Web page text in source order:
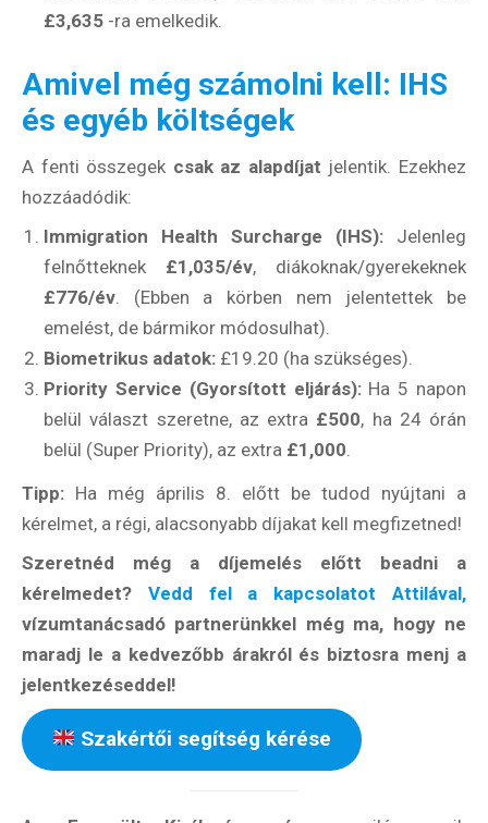
Hírlevél
Válaszd ki az ajándékod amit
most ingyen megkapsz Tőlünk!
Világkörüli
ízutazás
Költözünk!
játék -
kockázat
100
Utazási
Élmény
poszter
£3,635 -ra emelkedik.
Amivel még számolni kell: IHS
és egyéb költségek
A fenti összegek csak az alapdíjat jelentik. Ezekhez
hozzáadódik:
Immigration Health Surcharge (IHS): Jelenleg
felnőtteknek £1,035/év, diákoknak/gyerekeknek
£776/év . (Ebben a körben nem jelentettek be
emelést, de bármikor módosulhat).
Biometrikus adatok: £19.20 (ha szükséges).
Priority Service (Gyorsított eljárás):Ha 5 napon
belül választ szeretne, az extra £500, ha 24 órán
belül (Super Priority), az extra £1,000
Tipp: Ha még április 8. előtt be tudod nyújtani a
kérelmet, a régi, alacsonyabb díjakat kell megfizetned!
Szeretnéd még a díjemelés előtt beadni a
kérelmedet? Vedd fel a kapcsolatot Attilával,
vízumtanácsadó partnerünkkel még ma, hogy ne
maradj le a kedvezőbb árakról és biztosra menj a
jelentkezéseddel!
Szakértői segítség kérése